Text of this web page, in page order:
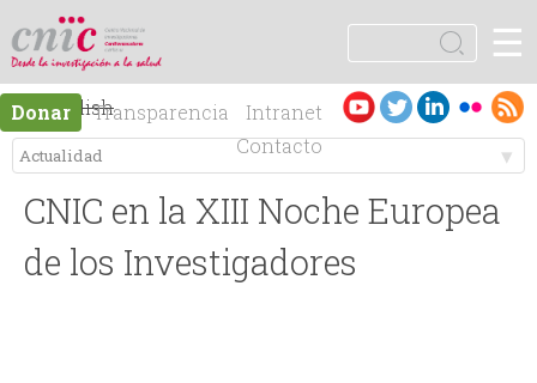
logotipo
English
Es
pa
ño
l
F
o
r
m
u
s
c
Donar Transparencia
Intranet
Contacto
☰
M
e
CNIC en la XIII Noche Europea
de los Investigadores